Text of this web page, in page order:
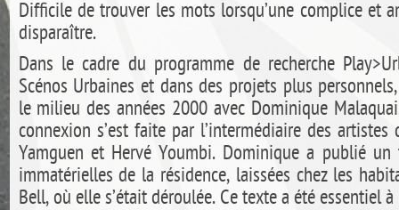
Difficile de trouver les mots lorsqu’une complice et
disparaître.
Dans le cadre du programme de recherche
Scénos Urbaines et dans des projets plus
le milieu des années 2000 avec Dominique
connexion s’est faite par l’intermédiaire des artistes
Yamguen et Hervé Youmbi. Dominique a publié
immatérielles de la résidence, laissées chez les
Bell, où elle s’était déroulée. Ce texte a été essentiel